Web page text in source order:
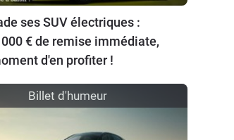
ses SUV électriques :
000 € de remise immédiate,
d'en profiter !
Billet d'humeur